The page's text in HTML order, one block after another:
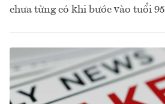
chưa từng có khi bước vào tuổi 95